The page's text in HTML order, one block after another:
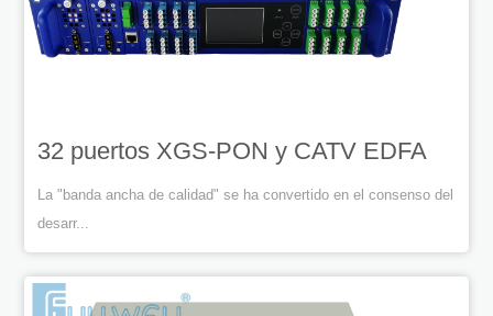
32 puertos XGS-PON y CATV EDFA
La "banda ancha de calidad" se ha convertido en el consenso del
desarr...